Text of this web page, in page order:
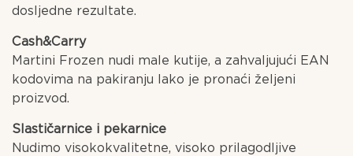
dosljedne rezultate.
Cash&Carry
Martini Frozen nudi male kutije, a zahvaljujući EAN
kodovima na pakiranju lako je pronaći željeni
proizvod.
Slastičarnice i pekarnice
Nudimo visokokvalitetne, visoko prilagodljive